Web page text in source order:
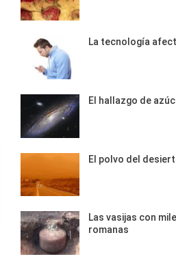
La tecnología
El hallazgo de
El polvo del
Las vasijas con
romanas